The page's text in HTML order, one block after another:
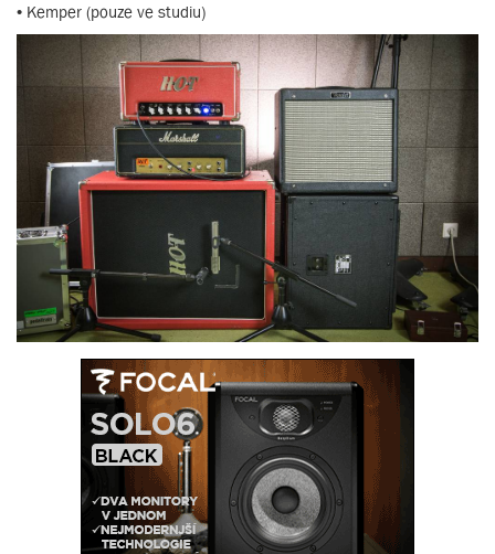
• Kemper (pouze ve studiu)